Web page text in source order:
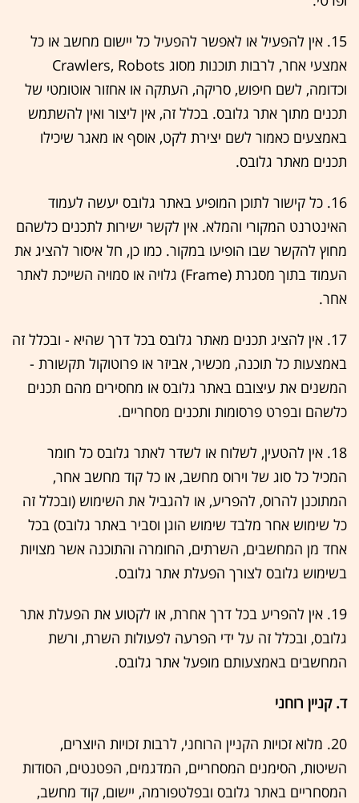
15. אין להפעיל או לאפשר להפעיל כל יישום מחשב או כל
אמצעי אחר, לרבות תוכנות מסוג Crawlers, Robots
וכדומה, לשם חיפוש, סריקה, העתקה או אחזור אוטומטי של
תכנים מתוך אתר גלובס. בכלל זה, אין ליצור ואין להשתמש
באמצעים כאמור לשם יצירת לקט, אוסף או מאגר שיכילו
תכנים מאתר גלובס.
16. כל קישור לתוכן המופיע באתר גלובס יעשה לעמוד
האינטרנט המקורי והמלא. אין לקשר ישירות לתכנים כלשהם
מחוץ להקשר שבו הופיעו במקור. כמו כן, חל איסור להציג את
העמוד בתוך מסגרת (Frame) גלויה או סמויה השייכת לאתר
אחר.
17. אין להציג תכנים מאתר גלובס בכל דרך שהיא - ובכלל זה
באמצעות כל תוכנה, מכשיר, אביזר או פרוטוקול תקשורת -
המשנים את עיצובם באתר גלובס או מחסירים מהם תכנים
כלשהם ובפרט פרסומות ותכנים מסחריים.
18. אין להטעין, לשלוח או לשדר לאתר גלובס כל חומר
המכיל כל סוג של וירוס מחשב, או כל קוד מחשב אחר,
המתוכנן להרוס, להפריע, או להגביל את השימוש (ובכלל זה
כל שימוש אחר מלבד שימוש הוגן וסביר באתר גלובס) בכל
אחד מן המחשבים, השרתים, החומרה והתוכנה אשר מצויות
בשימוש גלובס לצורך הפעלת אתר גלובס.
19. אין להפריע בכל דרך אחרת, או לקטוע את הפעלת אתר
גלובס, ובכלל זה על ידי הפרעה לפעולות השרת, ורשת
המחשבים באמצעותם מופעל אתר גלובס.
ד. קניין רוחני
20. מלוא זכויות הקניין הרוחני, לרבות זכויות היוצרים,
השיטות, הסימנים המסחריים, המדגמים, הפטנטים, הסודות
המסחריים באתר גלובס ובפלטפורמה, יישום, קוד מחשב,